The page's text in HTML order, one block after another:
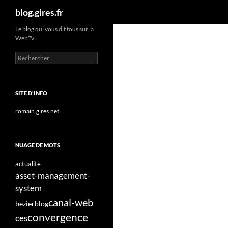
Aller
contenu
blog.gires.fr
Le blog qui vous dit tous sur la
WebTv
Rechercher :
SITE D'INFO
romain.gires.net
NUAGE DE MOTS
actualite
asset-management-
system
bezierblogcanal-web
cesconvergence